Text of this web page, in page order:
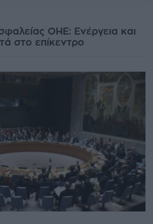
ΟΗΕ: Ενέργεια και
στο επίκεντρο